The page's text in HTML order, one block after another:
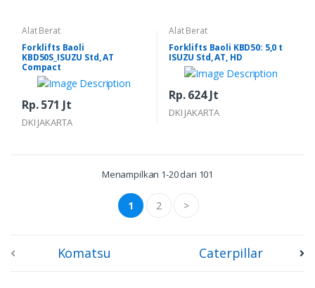
Alat Berat
Forklifts Baoli
KBD50S_ISUZU Std, AT
Compact
Rp. 571 Jt
DKI JAKARTA
Alat Berat
Forklifts Baoli KBD50: 5,0 t
ISUZU Std, AT, HD
Rp. 624 Jt
DKI JAKARTA
Menampilkan 1-20 dari 101
1 2 >
Komatsu Caterpillar